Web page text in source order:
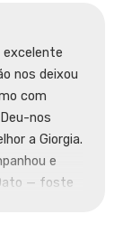
excelente
nos deixou
com
nos
a Giorgia.
e
— foste